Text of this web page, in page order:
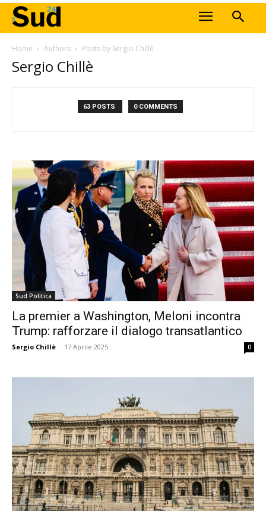
Home Authors Posts by Sergio Chillè
Sergio Chillè
63 POSTS 0 COMMENTS
Sud Politica
La premier a Washington, Meloni incontra
Trump: rafforzare il dialogo transatlantico
Sergio Chillè - 17 Aprile 2025 0